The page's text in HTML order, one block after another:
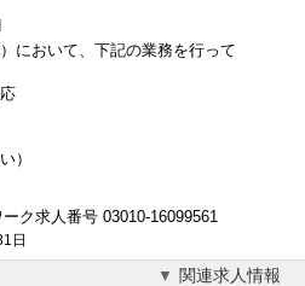
において、下記の業務を行って
）
ク求人番号 03010-16099561
日
関連求人情報